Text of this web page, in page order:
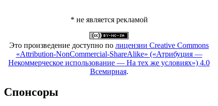
* не является рекламой
Это произведение доступно по лицензии Creative Commons
«Attribution-NonCommercial-ShareAlike» («Атрибуция —
Некоммерческое использование — На тех же условиях») 4.0
Всемирная.
Спонсоры